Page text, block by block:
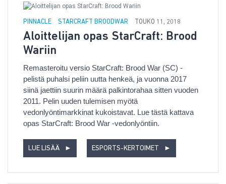
PINNACLE STARCRAFT BROODWAR TOUKO 11, 2018
Aloittelijan opas StarCraft: Brood
Wariin
Remasteroitu versio StarCraft: Brood War (SC) -
pelistä puhalsi peliin uutta henkeä, ja vuonna 2017
siinä jaettiin suurin määrä palkintorahaa sitten vuoden
2011. Pelin uuden tulemisen myötä
vedonlyöntimarkkinat kukoistavat. Lue tästä kattava
opas StarCraft: Brood War -vedonlyöntiin.
LUE LISÄÄ ► ESPORTS-KERTOIMET ►